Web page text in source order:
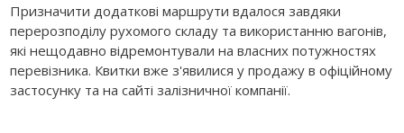
Призначити додаткові маршрути вдалося завдяки
перерозподілу рухомого складу та використанню вагонів,
які нещодавно відремонтували на власних потужностях
перевізника. Квитки вже з'явилися у продажу в офіційному
застосунку та на сайті залізничної компанії.